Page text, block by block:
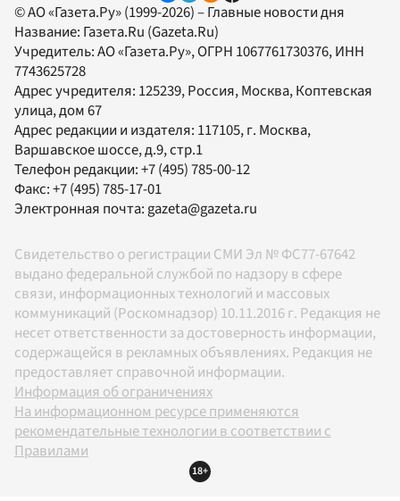
© АО «Газета.Ру» (1999-2026) – Главные новости дня
Название: Газета.Ru (Gazeta.Ru)
Учредитель:АО «Газета.Ру», ОГРН 1067761730376, ИНН
7743625728
Адрес учредителя: 125239, Россия, Москва, Коптевская
улица, дом 67
Адрес редакции и издателя: 117105, г. Москва,
Варшавское шоссе, д.9, стр.1
Телефон редакции:+7 (495) 785-00-12
Факс:+7 (495) 785-17-01
Электронная почта:gazeta@gazeta.ru
Свидетельство о регистрации СМИ Эл № ФС77-67642
выдано федеральной службой по надзору в сфере
связи, информационных технологий и массовых
коммуникаций (Роскомнадзор) 10.11.2016 г. Редакция не
несет ответственности за достоверность информации,
содержащейся в рекламных объявлениях. Редакция не
предоставляет справочной информации.
Информация об ограничениях
На информационном ресурсе применяются
рекомендательные технологии в соответствии с
Правилами
18+